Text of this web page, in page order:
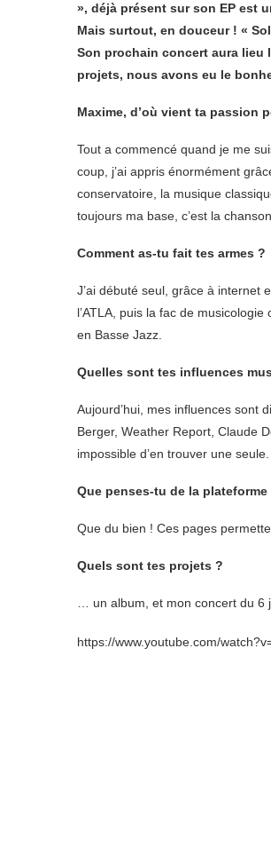
», déjà présent sur son EP est
Mais surtout, en douceur ! «
Son prochain concert aura lieu
projets, nous avons eu le
Maxime, d’où vient ta passion
Tout a commencé quand je me
coup, j’ai appris énormément
conservatoire, la musique
toujours ma base, c’est la
Comment as-tu fait tes armes ?
J’ai débuté seul, grâce à internet
l’ATLA, puis la fac de
en Basse Jazz.
Quelles sont tes influences
Aujourd’hui, mes influences sont
Berger, Weather Report, Claude
impossible d’en trouver une
Que penses-tu de la
Que du bien ! Ces pages
Quels sont tes projets ?
… un album, et mon concert du 6
https://www.youtube.com/